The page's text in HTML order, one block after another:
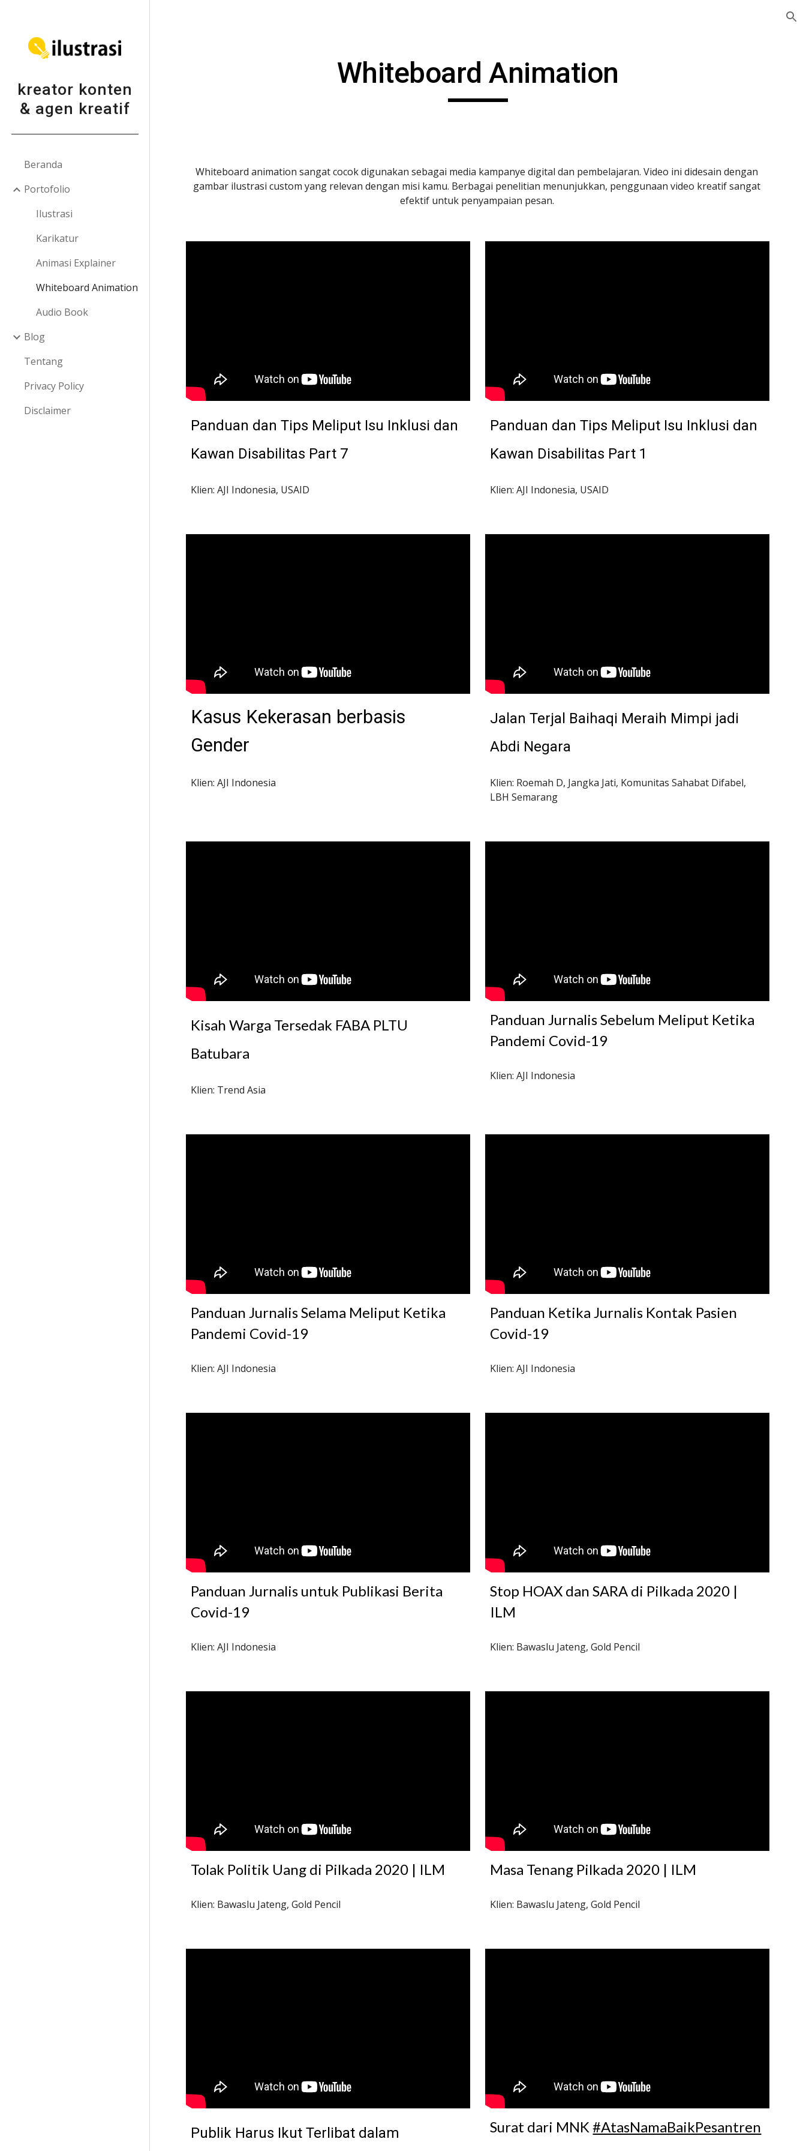
kreator konten
& agen kreatif
Beranda
Portofolio
Ilustrasi
Karikatur
Animasi Explainer
Whiteboard Animation
Audio Book
Blog
Tentang
Privacy Policy
Disclaimer
Whiteboard Animation
Whiteboard animation sangat cocok digunakan sebagai media kampanye digital dan pembelajaran. Video ini didesain dengan
gambar ilustrasi custom yang relevan dengan misi kamu. Berbagai penelitian menunjukkan, penggunaan video kreatif sangat
efektif untuk penyampaian pesan.
Panduan dan Tips Meliput Isu Inklusi dan
Kawan Disabilitas Part 7
Klien: AJI Indonesia, USAID
Panduan dan Tips Meliput Isu Inklusi dan
Kawan Disabilitas Part 1
Klien: AJI Indonesia, USAID
Kasus Kekerasan berbasis
Gender
Klien: AJI Indonesia
Jalan Terjal Baihaqi Meraih Mimpi jadi
Abdi Negara
Klien: Roemah D, Jangka Jati, Komunitas Sahabat Difabel,
LBH Semarang
Kisah Warga Tersedak FABA PLTU
Batubara
Klien: Trend Asia
Panduan Jurnalis Sebelum Meliput Ketika
Pandemi Covid-19
Klien: AJI Indonesia
Panduan Jurnalis Selama Meliput Ketika
Pandemi Covid-19
Klien: AJI Indonesia
Panduan Ketika Jurnalis Kontak Pasien
Covid-19
Klien: AJI Indonesia
Panduan Jurnalis untuk Publikasi Berita
Covid-19
Klien: AJI Indonesia
Stop HOAX dan SARA di Pilkada 2020 |
ILM
Klien: Bawaslu Jateng, Gold Pencil
Tolak Politik Uang di Pilkada 2020 | ILM
Klien: Bawaslu Jateng, Gold Pencil
Masa Tenang Pilkada 2020 | ILM
Klien: Bawaslu Jateng, Gold Pencil
Publik Harus Ikut Terlibat dalam Surat dari MNK #AtasNamaBaikPesantren